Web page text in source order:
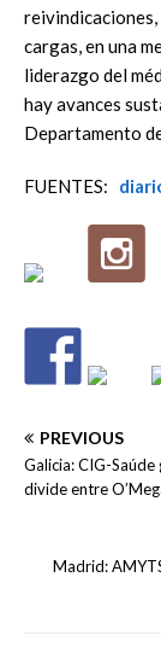
reivindicaciones,
cargas, en una
liderazgo del
hay avances
Departamento
FUENTES:
PREVIOUS
Galicia: CIG-
divide entre
Madrid: